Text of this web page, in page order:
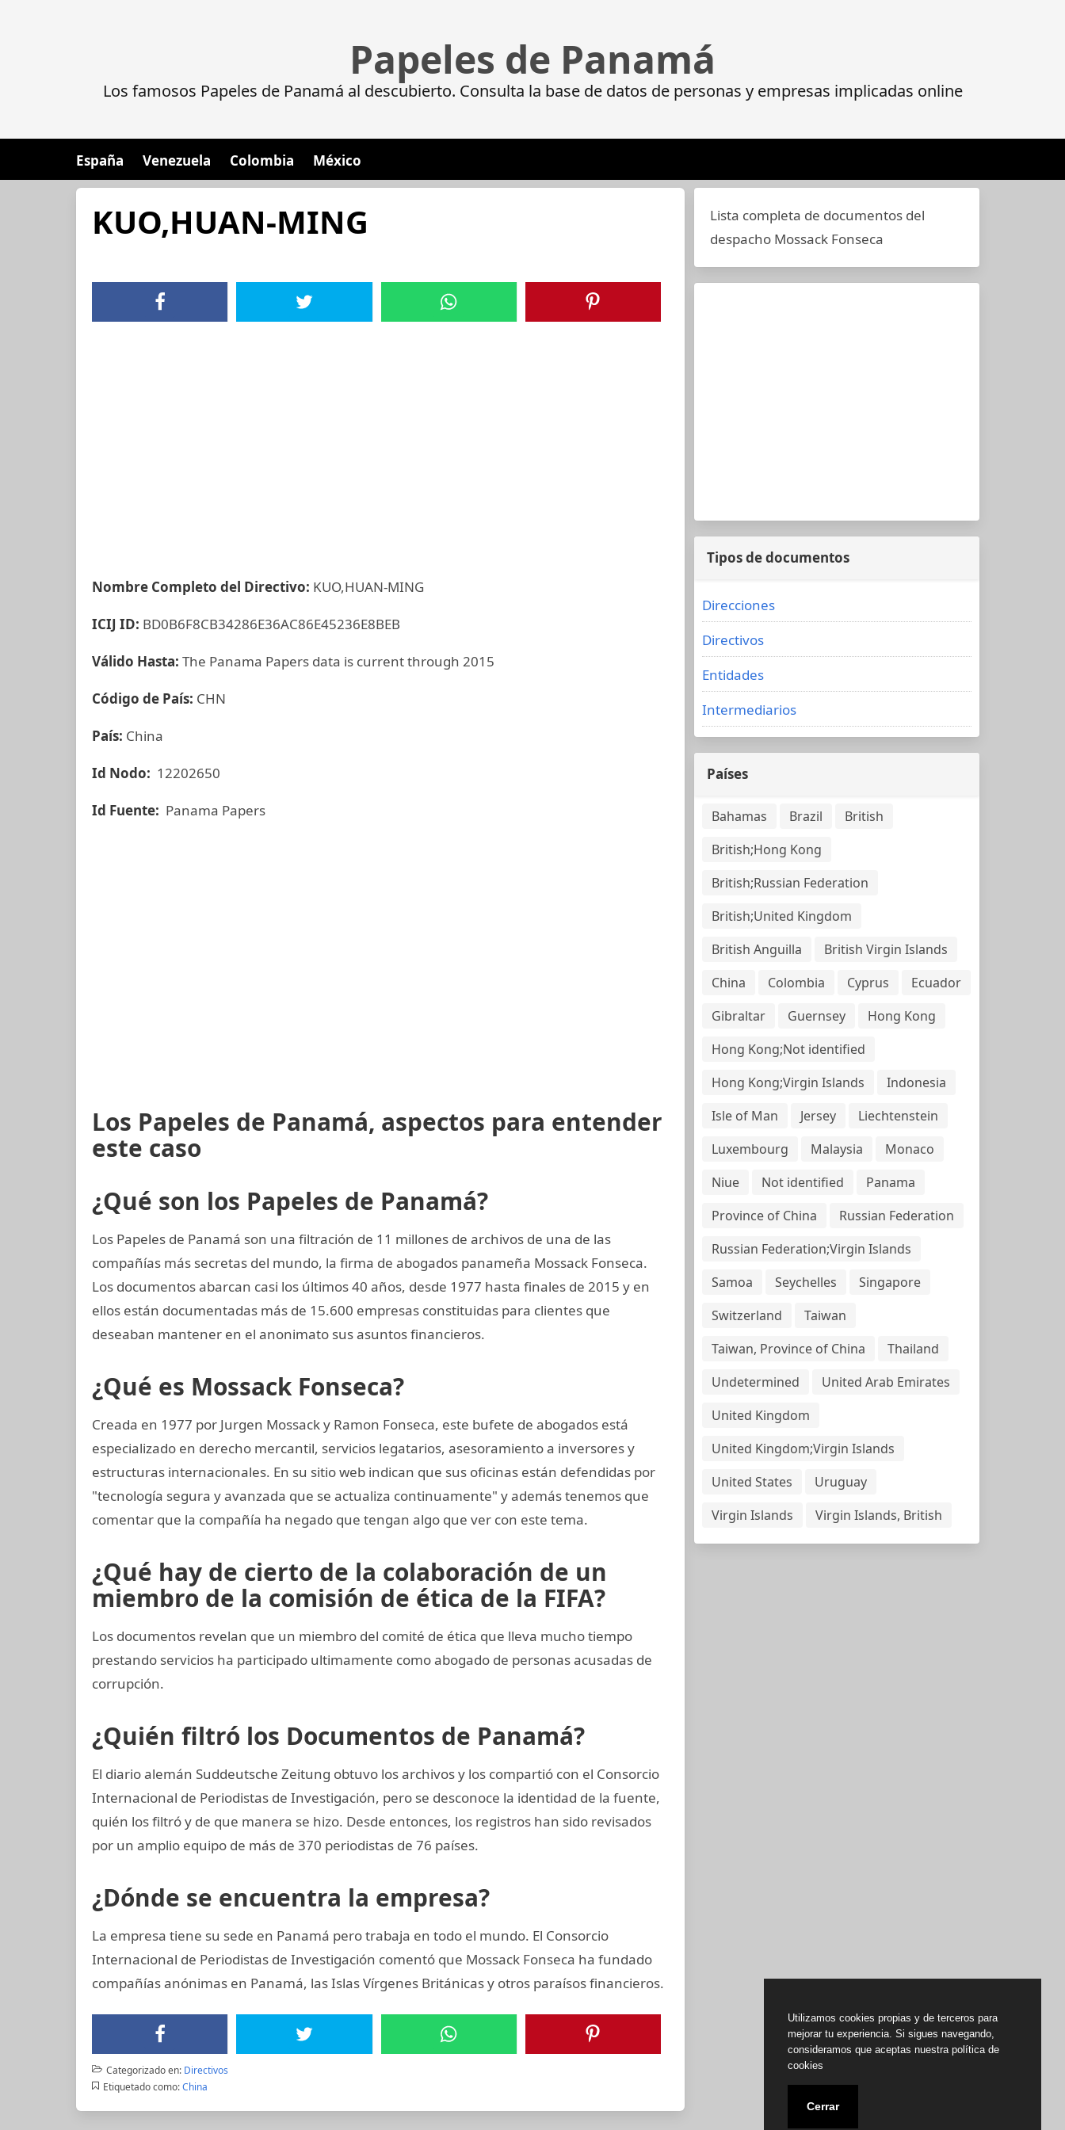
Papeles de Panamá
Los famosos Papeles de Panamá al descubierto. Consulta la base de datos de personas y empresas implicadas online
España Venezuela Colombia México
KUO,HUAN-MING
Nombre Completo del Directivo: KUO,HUAN-MING
ICIJ ID: BD0B6F8CB34286E36AC86E45236E8BEB
Válido Hasta: The Panama Papers data is current through 2015
Código de País: CHN
País: China
Id Nodo: 12202650
Id Fuente: Panama Papers
Los Papeles de Panamá, aspectos para entender
este caso
¿Qué son los Papeles de Panamá?
Los Papeles de Panamá son una filtración de 11 millones de archivos de una de las
compañías más secretas del mundo, la firma de abogados panameña Mossack Fonseca.
Los documentos abarcan casi los últimos 40 años, desde 1977 hasta finales de 2015 y en
ellos están documentadas más de 15.600 empresas constituidas para clientes que
deseaban mantener en el anonimato sus asuntos financieros.
¿Qué es Mossack Fonseca?
Creada en 1977 por Jurgen Mossack y Ramon Fonseca, este bufete de abogados está
especializado en derecho mercantil, servicios legatarios, asesoramiento a inversores y
estructuras internacionales. En su sitio web indican que sus oficinas están defendidas por
"tecnología segura y avanzada que se actualiza continuamente" y además tenemos que
comentar que la compañía ha negado que tengan algo que ver con este tema.
¿Qué hay de cierto de la colaboración de un
miembro de la comisión de ética de la FIFA?
Los documentos revelan que un miembro del comité de ética que lleva mucho tiempo
prestando servicios ha participado ultimamente como abogado de personas acusadas de
corrupción.
¿Quién filtró los Documentos de Panamá?
El diario alemán Suddeutsche Zeitung obtuvo los archivos y los compartió con el Consorcio
Internacional de Periodistas de Investigación, pero se desconoce la identidad de la fuente,
quién los filtró y de que manera se hizo. Desde entonces, los registros han sido revisados
por un amplio equipo de más de 370 periodistas de 76 países.
¿Dónde se encuentra la empresa?
La empresa tiene su sede en Panamá pero trabaja en todo el mundo. El Consorcio
Internacional de Periodistas de Investigación comentó que Mossack Fonseca ha fundado
compañías anónimas en Panamá, las Islas Vírgenes Británicas y otros paraísos financieros.
Categorizado en: Directivos
Etiquetado como: China
Lista completa de documentos del
despacho Mossack Fonseca
Tipos de documentos
Direcciones
Directivos
Entidades
Intermediarios
Países
Bahamas Brazil
British
British;Hong Kong
British;Russian Federation
British;United Kingdom
British Anguilla
British Virgin Islands
China
Colombia Cyprus
Ecuador
Gibraltar
Guernsey
Hong Kong
Hong Kong;Not identified
Hong Kong;Virgin Islands
Indonesia
Isle of Man
Jersey
Liechtenstein
Luxembourg
Malaysia
Monaco
Niue
Not identified
Panama
Province of China
Russian Federation
Russian Federation;Virgin Islands
Samoa
Seychelles
Singapore
Switzerland
Taiwan
Taiwan, Province of China
Thailand
Undetermined
United Arab Emirates
United Kingdom
United Kingdom;Virgin Islands
United States
Uruguay
Virgin Islands
Virgin Islands, British
Utilizamos cookies propias y de terceros para
mejorar tu experiencia. Si sigues navegando,
consideramos que aceptas nuestra política de
cookies
Cerrar